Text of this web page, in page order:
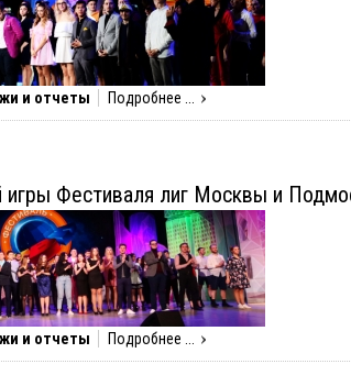
и отчеты Подробнее ...
Фестиваля лиг Москвы и
и отчеты Подробнее ...